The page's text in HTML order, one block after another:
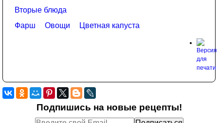
Вторые блюда
Фарш
Овощи Цветная капуста
Подпишись на новые рецепты!